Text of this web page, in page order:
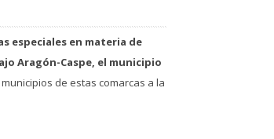
especiales en materia de
Aragón-Caspe, el municipio
de estas comarcas a la